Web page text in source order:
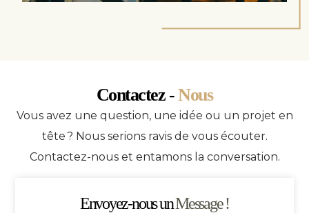
Contactez -Nous
Vous avez une question, une idée ou un projet en
tête ? Nous serions ravis de vous écouter.
Contactez-nous et entamons la conversation.
Envoyez-nous unMessage !